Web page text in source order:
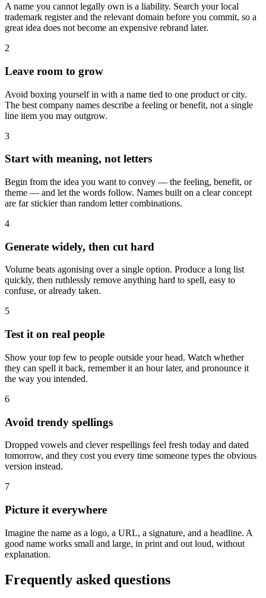
A name you cannot legally own is a liability. Search your local
trademark register and the relevant domain before you commit, so a
great idea does not become an expensive rebrand later.
2
Leave room to grow
Avoid boxing yourself in with a name tied to one product or city.
The best company names describe a feeling or benefit, not a single
line item you may outgrow.
3
Start with meaning, not letters
Begin from the idea you want to convey — the feeling, benefit, or
theme — and let the words follow. Names built on a clear concept
are far stickier than random letter combinations.
4
Generate widely, then cut hard
Volume beats agonising over a single option. Produce a long list
quickly, then ruthlessly remove anything hard to spell, easy to
confuse, or already taken.
5
Test it on real people
Show your top few to people outside your head. Watch whether
they can spell it back, remember it an hour later, and pronounce it
the way you intended.
6
Avoid trendy spellings
Dropped vowels and clever respellings feel fresh today and dated
tomorrow, and they cost you every time someone types the obvious
version instead.
7
Picture it everywhere
Imagine the name as a logo, a URL, a signature, and a headline. A
good name works small and large, in print and out loud, without
explanation.
Frequently asked questions